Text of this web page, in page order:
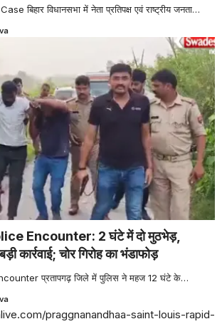
बिहार विधानसभा में नेता प्रतिपक्ष एवं राष्ट्रीय जनता…
Encounter: 2 घंटे में दो मुठभेड़,
कार्रवाई; चोर गिरोह का भंडाफोड़
प्रतापगढ़ जिले में पुलिस ने महज 12 घंटे के…